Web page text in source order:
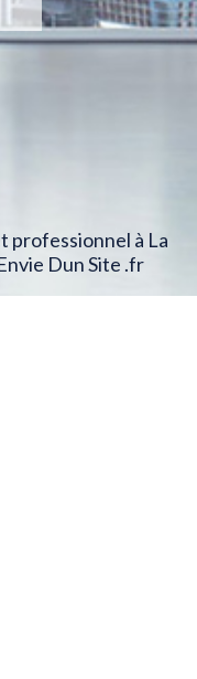
professionnel à La
Dun Site .fr